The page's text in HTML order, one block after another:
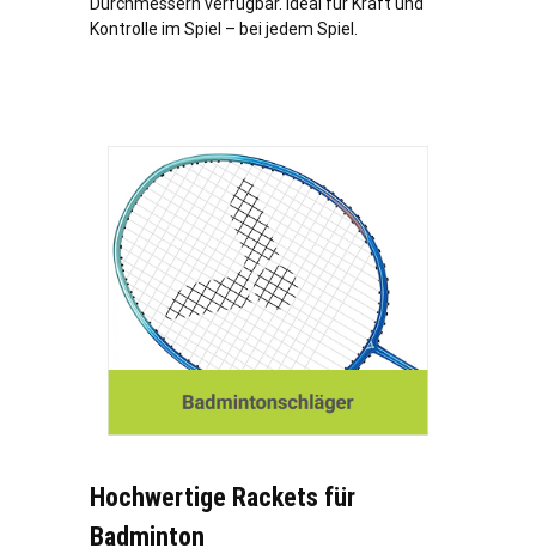
Durchmessern verfügbar. Ideal für Kraft und
Kontrolle im Spiel – bei jedem Spiel.
Hochwertige Rackets für
Badminton